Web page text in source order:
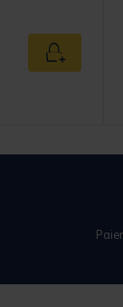
Ajouter au